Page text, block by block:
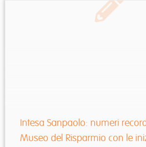
Intesa Sanpaolo: numeri
Museo del Risparmio con le